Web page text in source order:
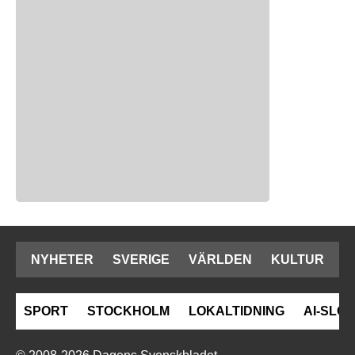
NYHETER SVERIGE VÄRLDEN KULTUR
SPORT STOCKHOLM LOKALTIDNING AI-SLOP